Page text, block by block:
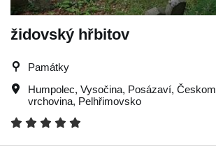
židovský hřbitov
Památky
Humpolec, Vysočina, Posázaví,
vrchovina, Pelhřimovsko